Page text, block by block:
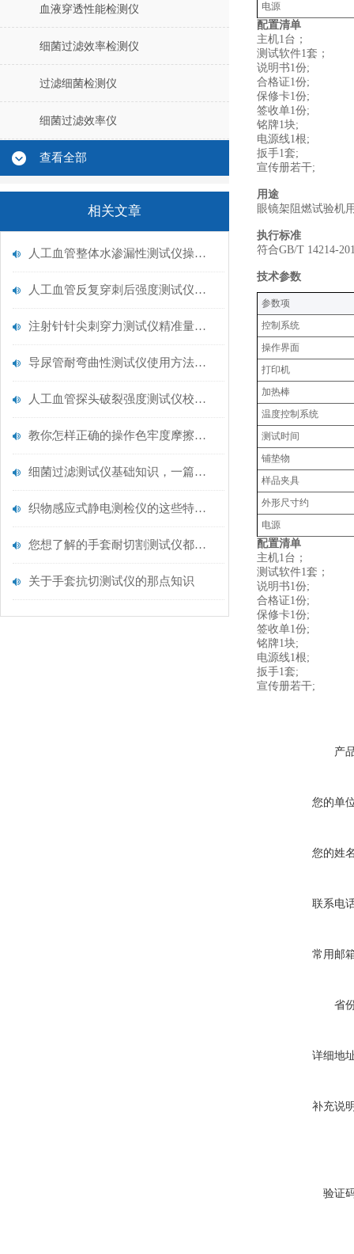
血液穿透性能检测仪
细菌过滤效率检测仪
过滤细菌检测仪
细菌过滤效率仪
查看全部
相关文章
人工血管整体水渗漏性测试仪操作中最容易出错的步骤
人工血管反复穿刺后强度测试仪是什么？透析患者的“生命管“质量靠它把关！
注射针针尖刺穿力测试仪精准量化针尖锋利度，构筑临床安全防线
导尿管耐弯曲性测试仪使用方法与操作规范
人工血管探头破裂强度测试仪校准规范：精准赋能医疗安全的技术基准
教你怎样正确的操作色牢度摩擦测试机
细菌过滤测试仪基础知识，一篇搞定
织物感应式静电测检仪的这些特点很少有人都知道
您想了解的手套耐切割测试仪都在这里了
关于手套抗切测试仪的那点知识
电源
配置清单
主机1台；
测试软件1套；
说明书1份;
合格证1份;
保修卡1份;
签收单1份;
铭牌1块;
电源线1根;
扳手1套;
宣传册若干;
用途
眼镜架阻燃试验机
执行标准
符合GB/T 14214-
技术参数
‌参数项‌
控制系统
操作界面
打印机
加热棒
温度控制系统
测试时间
铺垫物
样品夹具
外形尺寸约
电源
配置清单
主机1台；
测试软件1套；
说明书1份;
合格证1份;
保修卡1份;
签收单1份;
铭牌1块;
电源线1根;
扳手1套;
宣传册若干;
产
您的单
您的姓
联系电
常用邮
省
详细地
补充说
验证